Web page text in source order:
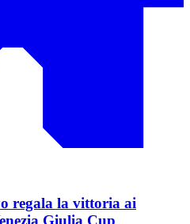
regala la vittoria ai
Giulia Cup